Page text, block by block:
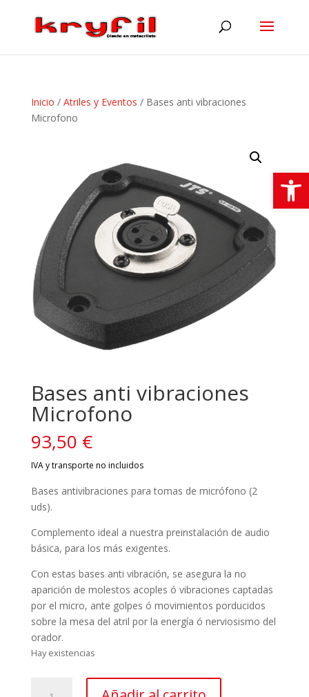
Inicio / Atriles y Eventos / Bases anti vibraciones
Microfono
Bases anti vibraciones
Microfono
93,50 €
Bases antivibraciones para tomas de micrófono (2
uds).
Complemento ideal a nuestra preinstalación de audio
básica, para los más exigentes.
Con estas bases anti vibración, se asegura la no
aparición de molestos acoples ó vibraciones captadas
por el micro, ante golpes ó movimientos porducidos
sobre la mesa del atril por la energía ó nerviosismo del
orador.
Hay existencias